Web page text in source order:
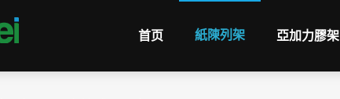
首页 紙陳列架 亞加力膠架